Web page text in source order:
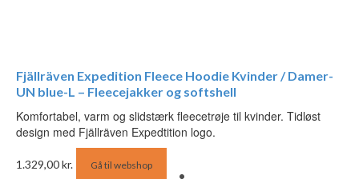
Fjällräven Expedition Fleece Hoodie Kvinder / Damer-
UN blue-L – Fleecejakker og softshell
Komfortabel, varm og slidstærk fleecetrøje til kvinder. Tidløst
design med Fjällräven Expedtition logo.
1.329,00kr. Gå til webshop